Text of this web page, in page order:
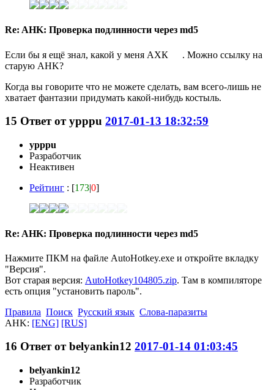
Re: AHK: Проверка подлинности через md5
Если бы я ещё знал, какой у меня АХК
. Можно ссылку на
старую AHK?
Когда вы говорите что не можете сделать, вам всего-лишь не
хватает фантазии придумать какой-нибудь костыль.
15 Ответ отypppu 2017-01-13 18:32:59
ypppu
Разработчик
Неактивен
Рейтинг : [173|0]
Re: AHK: Проверка подлинности через md5
Нажмите ПКМ на файле AutoHotkey.exe и откройте вкладку
"Версия".
Вот старая версия: AutoHotkey104805.zip. Там в компиляторе
есть опция "установить пароль".
Правила Поиск Русский язык Слова-паразиты
AHK: [ENG] [RUS]
16 Ответ отbelyankin12 2017-01-14 01:03:45
belyankin12
Разработчик